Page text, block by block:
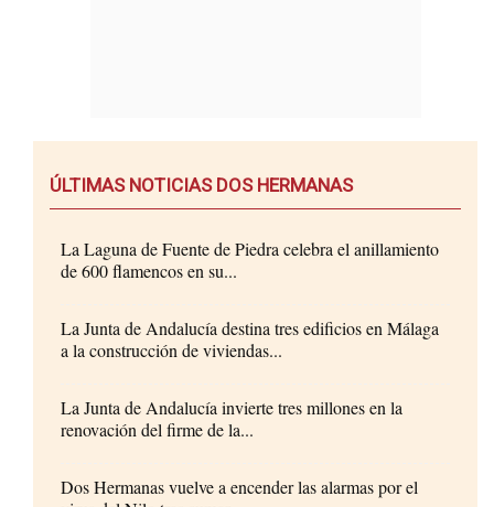
ÚLTIMAS NOTICIAS DOS HERMANAS
La Laguna de Fuente de Piedra celebra el anillamiento
de 600 flamencos en su...
La Junta de Andalucía destina tres edificios en Málaga
a la construcción de viviendas...
La Junta de Andalucía invierte tres millones en la
renovación del firme de la...
Dos Hermanas vuelve a encender las alarmas por el